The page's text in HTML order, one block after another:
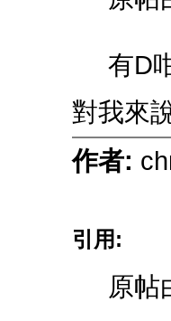
有D
對我來
作者:
引用:
原帖